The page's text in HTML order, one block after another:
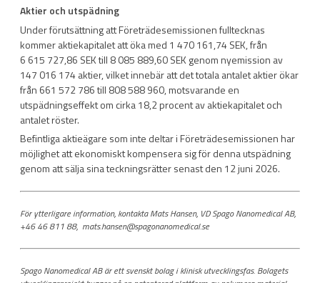
Aktier och utspädning
Under förutsättning att Företrädesemissionen fulltecknas
kommer aktiekapitalet att öka med 1 470 161,74 SEK, från
6 615 727,86 SEK till 8 085 889,60 SEK genom nyemission av
147 016 174 aktier, vilket innebär att det totala antalet aktier ökar
från 661 572 786 till 808 588 960, motsvarande en
utspädningseffekt om cirka 18,2 procent av aktiekapitalet och
antalet röster.
Befintliga aktieägare som inte deltar i Företrädesemissionen har
möjlighet att ekonomiskt kompensera sig för denna utspädning
genom att sälja sina teckningsrätter senast den 12 juni 2026.
För ytterligare information, kontakta Mats Hansen, VD Spago Nanomedical AB,
+46 46 811 88, mats.hansen@spagonanomedical.se
Spago Nanomedical AB är ett svenskt bolag i klinisk utvecklingsfas. Bolagets